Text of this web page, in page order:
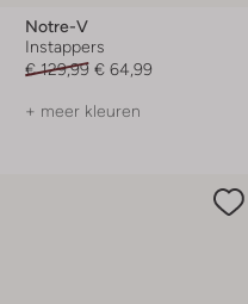
Notre-V
Instappers
€ 129,99 € 64,99
+ meer kleuren